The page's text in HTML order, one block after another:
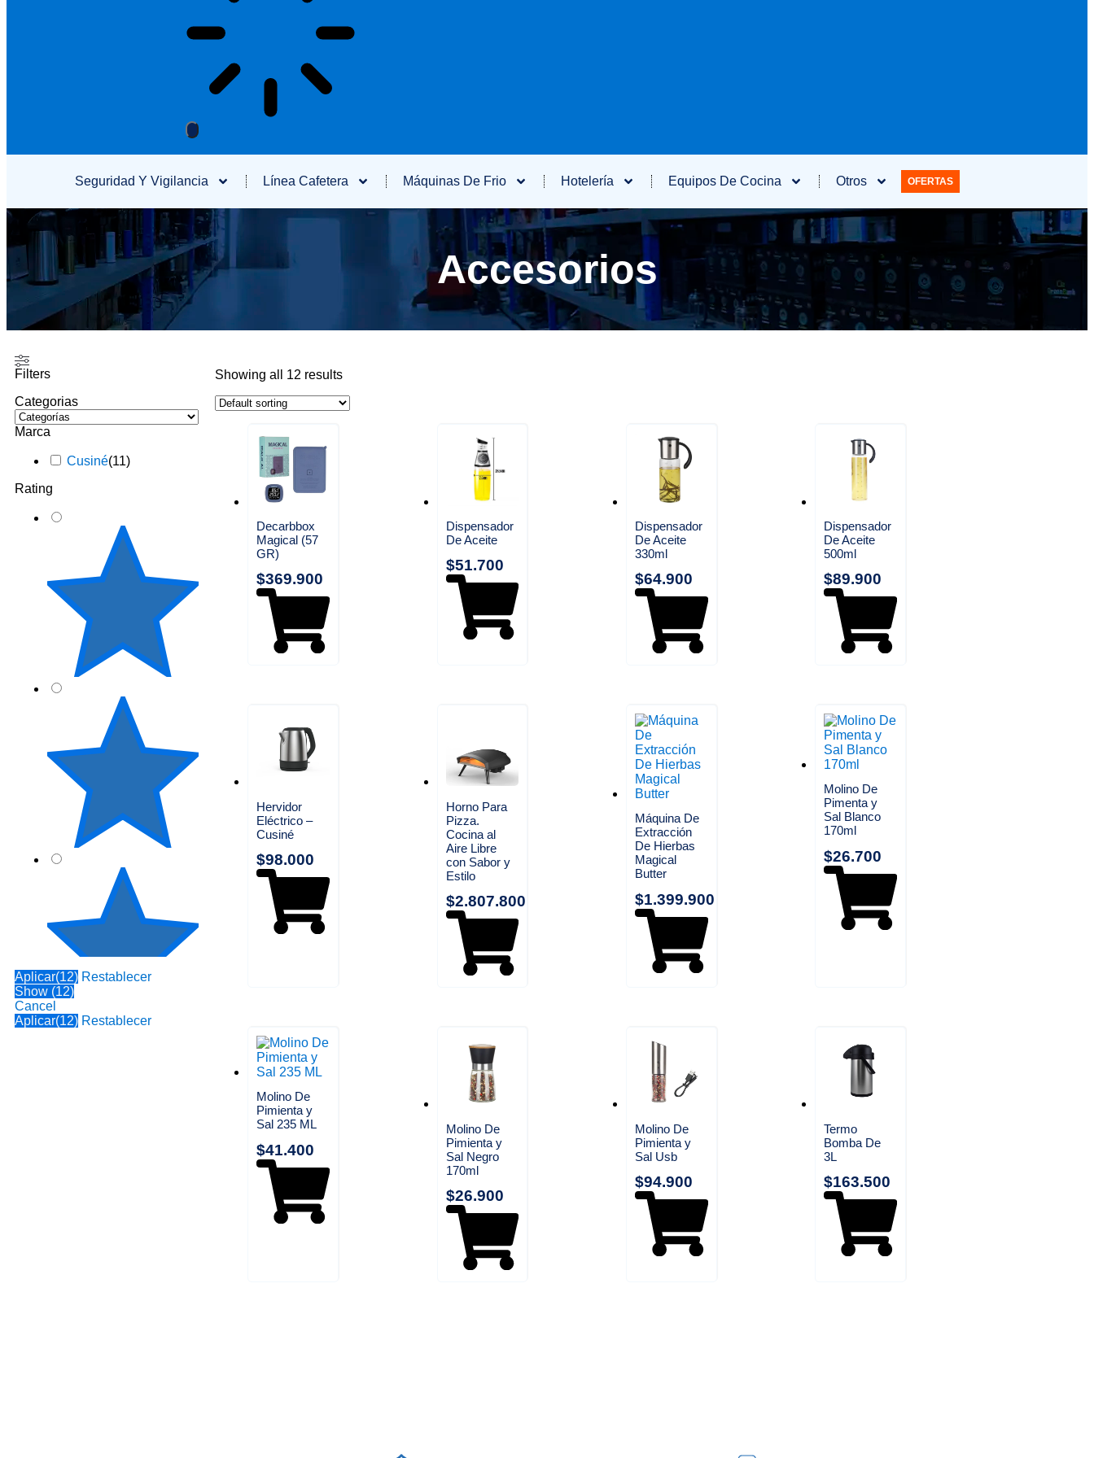
Seguridad Y Vigilancia Línea Cafetera Máquinas De Frio Hotelería Equipos De Cocina Otros OFERTAS
Accesorios
Filters
Categorias
Marca
Cusiné(11)
Rating
Aplicar(12) Restablecer
Show (12)
Cancel
Aplicar(12) Restablecer
Showing all 12 results
Decarbbox
Magical (57
GR)
$369.900
Dispensador
De Aceite
$51.700
Dispensador
De Aceite
330ml
$64.900
Dispensador
De Aceite
500ml
$89.900
Hervidor
Eléctrico –
Cusiné
$98.000
Horno Para
Pizza.
Cocina al
Aire Libre
con Sabor y
Estilo
$2.807.800
Máquina De
Extracción
De Hierbas
Magical
Butter
$1.399.900
Molino De
Pimenta y
Sal Blanco
170ml
$26.700
Molino De
Pimienta y
Sal 235 ML
$41.400
Molino De
Pimienta y
Sal Negro
170ml
$26.900
Molino De
Pimienta y
Sal Usb
$94.900
Termo
Bomba De
3L
$163.500